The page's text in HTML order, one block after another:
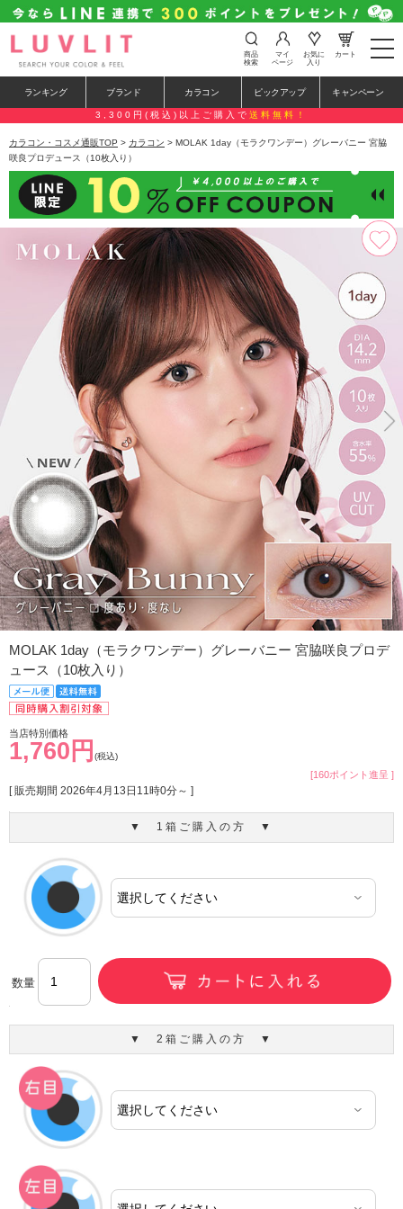
t
o
e
n
a
a
i
o
n
商品
検索
マイ
ページ
お気に
入り
カート
ランキング ブランド カラコン ピックアップ キャンペーン
3,300円(税込)以上ご購入で 送料無料！
カラコン・コスメ通販TOP > カラコン > MOLAK 1day（モラクワンデー）グレーバニー 宮脇
咲良プロデュース（10枚入り）
MOLAK 1day（モラクワンデー）グレーバニー 宮脇咲良プロデ
ュース（10枚入り）
当店特別価格
1,760円 (税込)
[160ポイント進呈 ]
[ 販売期間 2026年4月13日11時0分～ ]
▼ 1箱ご購入の方 ▼
数量
▼ 2箱ご購入の方 ▼